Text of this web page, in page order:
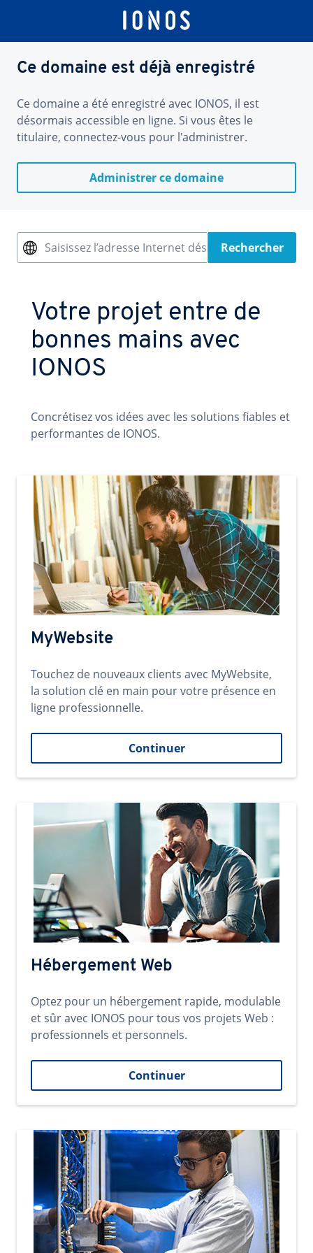
Ce domaine est déjà enregistré
Ce domaine a été enregistré avec IONOS, il est
désormais accessible en ligne. Si vous êtes le
titulaire, connectez-vous pour l'administrer.
Administrer ce domaine
Saisissez l’adresse Internet désiréeRechercher
Votre projet entre de
bonnes mains avec
IONOS
Concrétisez vos idées avec les solutions fiables et
performantes de IONOS.
MyWebsite
Touchez de nouveaux clients avec MyWebsite,
la solution clé en main pour votre présence en
ligne professionnelle.
Continuer
Hébergement Web
Optez pour un hébergement rapide, modulable
et sûr avec IONOS pour tous vos projets Web :
professionnels et personnels.
Continuer